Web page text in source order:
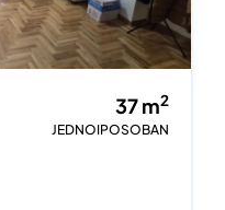
37m2
JEDNOIPOSOBAN